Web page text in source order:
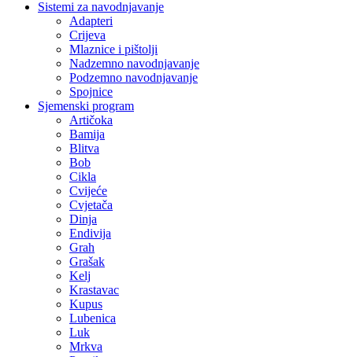
Sistemi za navodnjavanje
Adapteri
Crijeva
Mlaznice i pištolji
Nadzemno navodnjavanje
Podzemno navodnjavanje
Spojnice
Sjemenski program
Artičoka
Bamija
Blitva
Bob
Cikla
Cvijeće
Cvjetača
Dinja
Endivija
Grah
Grašak
Kelj
Krastavac
Kupus
Lubenica
Luk
Mrkva